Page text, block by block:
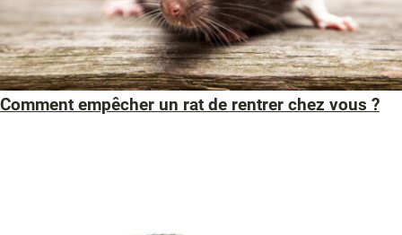
Comment empêcher un rat de rentrer chez vous ?